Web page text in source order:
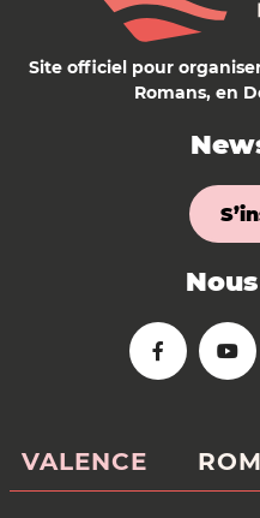
Site officiel pour
Romans, en
VALENCE